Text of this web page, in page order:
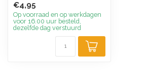
€4,95
Op voorraad en op werkdagen
voor 16.00 uur besteld,
dezelfde dag verstuurd